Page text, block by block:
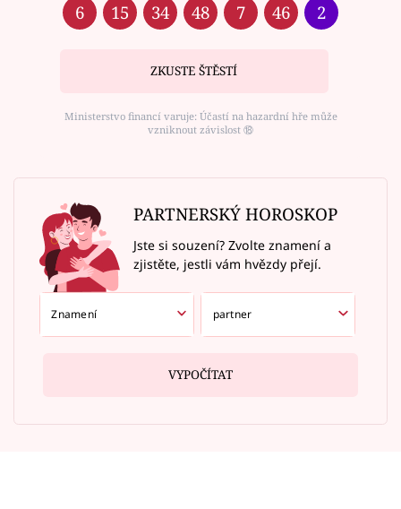
6 15 34 48 7 46 2
ZKUSTE ŠTĚSTÍ
Ministerstvo financí varuje: Účastí na hazardní hře může
vzniknout závislost ⑱
PARTNERSKÝ HOROSKOP
Jste si souzení? Zvolte znamení a
zjistěte, jestli vám hvězdy přejí.
VYPOČÍTAT